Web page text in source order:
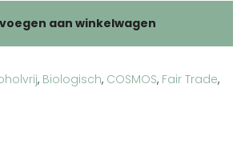
aan winkelwagen
, Biologisch, COSMOS, Fair Trade,